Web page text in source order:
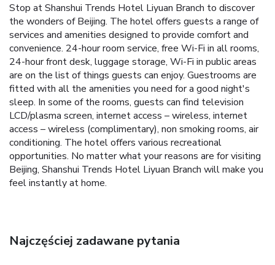
Stop at Shanshui Trends Hotel Liyuan Branch to discover
the wonders of Beijing. The hotel offers guests a range of
services and amenities designed to provide comfort and
convenience. 24-hour room service, free Wi-Fi in all rooms,
24-hour front desk, luggage storage, Wi-Fi in public areas
are on the list of things guests can enjoy. Guestrooms are
fitted with all the amenities you need for a good night's
sleep. In some of the rooms, guests can find television
LCD/plasma screen, internet access – wireless, internet
access – wireless (complimentary), non smoking rooms, air
conditioning. The hotel offers various recreational
opportunities. No matter what your reasons are for visiting
Beijing, Shanshui Trends Hotel Liyuan Branch will make you
feel instantly at home.
Najczęściej zadawane pytania